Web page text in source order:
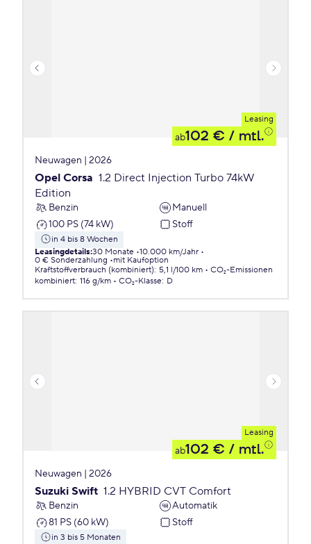
Leasing
ab102 € / mtl.
Neuwagen | 2026
Opel Corsa 1.2 Direct Injection Turbo 74kW
Edition
Benzin
Manuell
100 PS (74 kW)
Stoff
in 4 bis 8 Wochen
Leasingdetails:30 Monate 10.000 km/Jahr
0 € Sonderzahlung
mit Kaufoption
Kraftstoffverbrauch (kombiniert): 5,1 l/100 km
CO₂-Emissionen
kombiniert: 116 g/km CO₂-Klasse: D
Leasing
ab102 € / mtl.
Neuwagen | 2026
Suzuki Swift 1.2 HYBRID CVT Comfort
Benzin
Automatik
81 PS (60 kW)
Stoff
in 3 bis 5 Monaten